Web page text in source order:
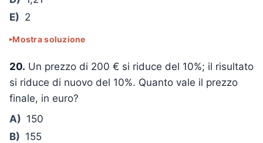
E) 2
Mostra soluzione
20. Un prezzo di 200 € si riduce del 10%; il risultato
si riduce di nuovo del 10%. Quanto vale il prezzo
finale, in euro?
A) 150
B) 155